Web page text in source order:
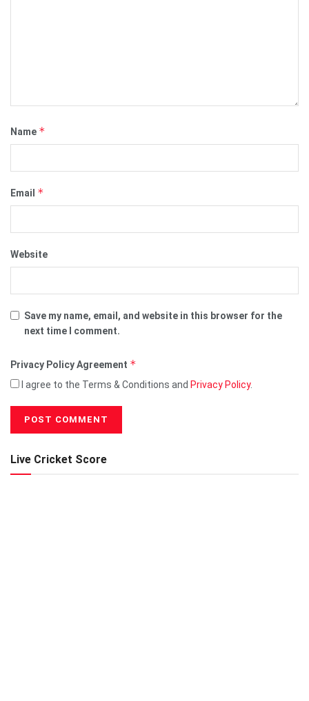
Name *
Email *
Website
Save my name, email, and website in this browser for the
next time I comment.
Privacy Policy Agreement *
I agree to the Terms & Conditions and Privacy Policy.
Live Cricket Score